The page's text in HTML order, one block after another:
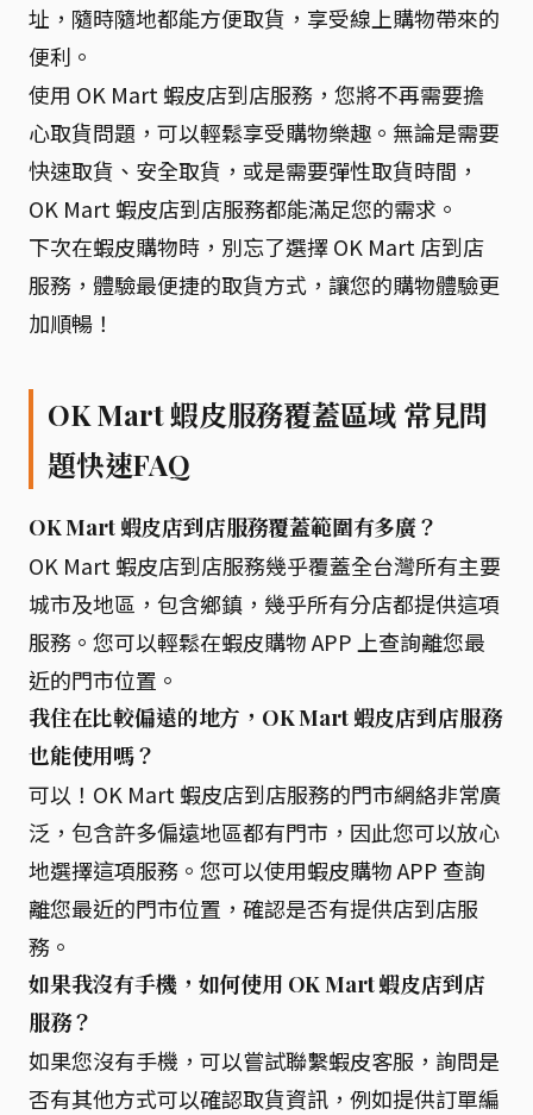
址，隨時隨地都能方便取貨，享受線上購物帶來的
便利。
使用 OK Mart 蝦皮店到店服務，您將不再需要擔
心取貨問題，可以輕鬆享受購物樂趣。無論是需要
快速取貨、安全取貨，或是需要彈性取貨時間，
OK Mart 蝦皮店到店服務都能滿足您的需求。
下次在蝦皮購物時，別忘了選擇 OK Mart 店到店
服務，體驗最便捷的取貨方式，讓您的購物體驗更
加順暢！
OK Mart 蝦皮服務覆蓋區域 常見問
題快速FAQ
OK Mart 蝦皮店到店服務覆蓋範圍有多廣？
OK Mart 蝦皮店到店服務幾乎覆蓋全台灣所有主要
城市及地區，包含鄉鎮，幾乎所有分店都提供這項
服務。您可以輕鬆在蝦皮購物 APP 上查詢離您最
近的門市位置。
我住在比較偏遠的地方，OK Mart 蝦皮店到店服務
也能使用嗎？
可以！OK Mart 蝦皮店到店服務的門市網絡非常廣
泛，包含許多偏遠地區都有門市，因此您可以放心
地選擇這項服務。您可以使用蝦皮購物 APP 查詢
離您最近的門市位置，確認是否有提供店到店服
務。
如果我沒有手機，如何使用 OK Mart 蝦皮店到店
服務？
如果您沒有手機，可以嘗試聯繫蝦皮客服，詢問是
否有其他方式可以確認取貨資訊，例如提供訂單編